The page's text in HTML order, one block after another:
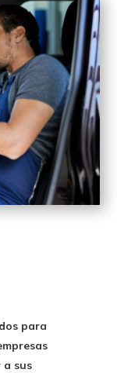
para
a sus